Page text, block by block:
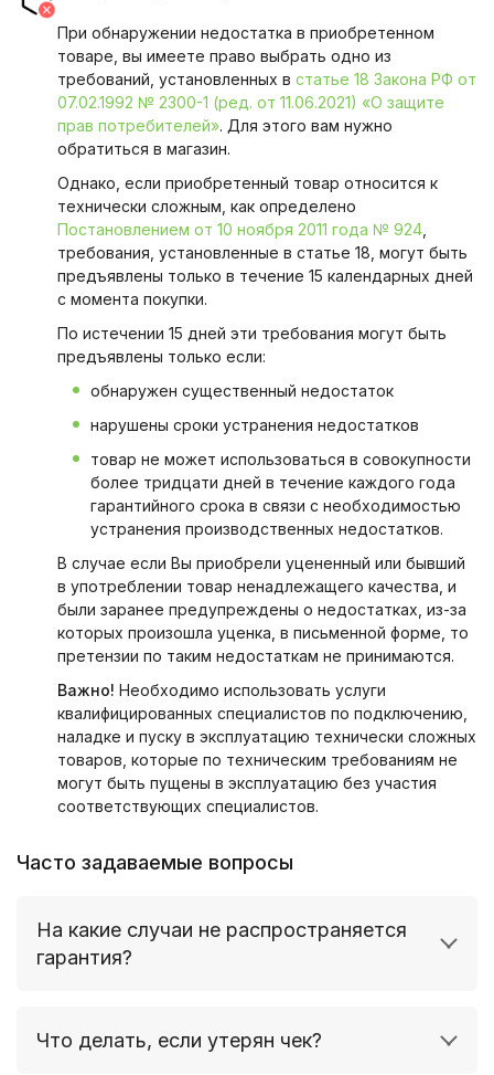
При обнаружении недостатка в приобретенном
товаре, вы имеете право выбрать одно из
требований, установленных в статье 18 Закона РФ от
07.02.1992 № 2300-1 (ред. от 11.06.2021) «О защите
прав потребителей». Для этого вам нужно
обратиться в магазин.
Однако, если приобретенный товар относится к
технически сложным, как определено
Постановлением от 10 ноября 2011 года № 924
требования, установленные в статье 18, могут быть
предъявлены только в течение 15 календарных дней
с момента покупки.
По истечении 15 дней эти требования могут быть
предъявлены только если:
обнаружен существенный недостаток
нарушены сроки устранения недостатков
товар не может использоваться в совокупности
более тридцати дней в течение каждого года
гарантийного срока в связи с необходимостью
устранения производственных недостатков.
В случае если Вы приобрели уцененный или бывший
в употреблении товар ненадлежащего качества, и
были заранее предупреждены о недостатках, из-за
которых произошла уценка, в письменной форме, то
претензии по таким недостаткам не принимаются.
Важно! Необходимо использовать услуги
квалифицированных специалистов по подключению,
наладке и пуску в эксплуатацию технически сложных
товаров, которые по техническим требованиям не
могут быть пущены в эксплуатацию без участия
соответствующих специалистов.
Часто задаваемые вопросы
На какие случаи не распространяется
гарантия?
нарушением правил его эксплуатации,
Что делать, если утерян чек?